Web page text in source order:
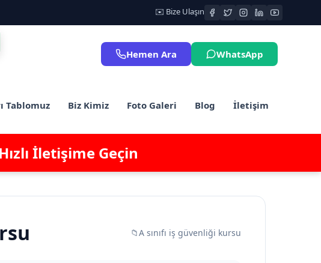
✉️ Bize Ulaşın
Tablomuz Biz Kimiz Foto Galeri Blog İletişim
Hemen Ara WhatsApp
İletişime Geçin
📁A sınıfı iş güvenliği kursu